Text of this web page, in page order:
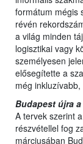
formátum mégis
révén
a világ minden
logisztikai vagy
személyesen
elősegítette a
még
Budapest újra
A tervek szerint
részvétellel fog
márciusában